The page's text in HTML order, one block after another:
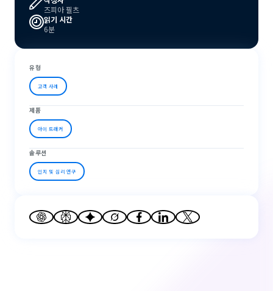
즈피아 필츠
읽기 시간
6분
유형
고객 사례
제품
아이 트래커
솔루션
인지 및 심리 연구